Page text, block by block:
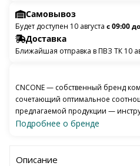
Самовывоз
Будет доступен 10 августа с 09:00
Доставка
Ближайшая отправка в ПВЗ ТК 10
CNCONE — собственный бренд
сочетающий оптимальное
предлагаемой продукции —
Подробнее о бренде
Описание